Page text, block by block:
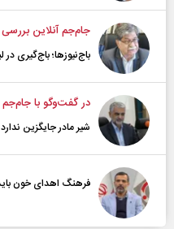
جام‌جم آنلاین بررسی
باج‌نیوزها؛ باج‌گیری
در گفت‌و‌گو با
شیر مادر جایگزین
فرهنگ اهدای خون